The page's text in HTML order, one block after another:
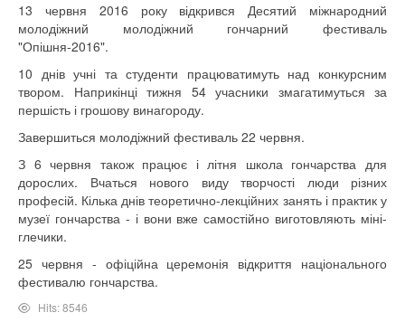
13 червня 2016 року відкрився Десятий міжнародний
молодіжний молодіжний гончарний фестиваль
"Опішня-2016".
10 днів учні та студенти працюватимуть над конкурсним
твором. Наприкінці тижня 54 учасники змагатимуться за
першість і грошову винагороду.
Завершиться молодіжний фестиваль 22 червня.
З 6 червня також працює і літня школа гончарства для
дорослих. Вчаться нового виду творчості люди різних
професій. Кілька днів теоретично-лекційних занять і практик у
музеї гончарства - і вони вже самостійно виготовляють міні-
глечики.
25 червня - офіційна церемонія відкриття національного
фестивалю гончарства.
Hits: 8546